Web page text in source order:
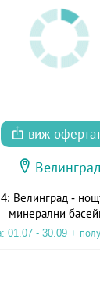
виж
Велинград
Велинград -
минерални
01.07 - 30.09 +